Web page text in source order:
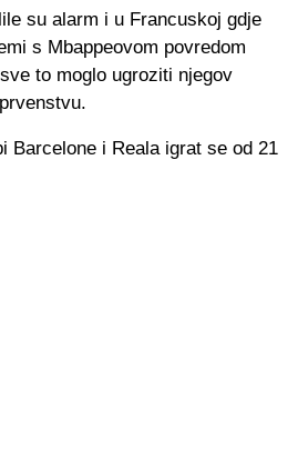
su alarm i u Francuskoj gdje
s Mbappeovom povredom
to moglo ugroziti njegov
Barcelone i Reala igrat se od 21